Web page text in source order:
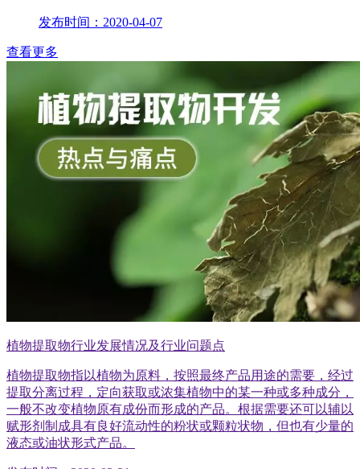
发布时间：2020-04-07
查看更多
植物提取物行业发展情况及行业问题点
植物提取物指以植物为原料，按照最终产品用途的需要，经过
提取分离过程，定向获取或浓集植物中的某一种或多种成分，
一般不改变植物原有成份而形成的产品。根据需要还可以辅以
赋形剂制成具有良好流动性的粉状或颗粒状物，但也有少量的
液态或油状形式产品。